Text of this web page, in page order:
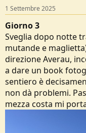
s
:
1 Settembre 2025
Giorno 3
Sveglia dopo notte
mutande e
direzione Averau,
a dare un book
sentiero è
non dà problemi.
mezza costa mi